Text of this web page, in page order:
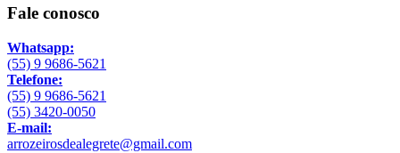
Fale conosco
Whatsapp:
(55) 9 9686-5621
Telefone:
(55) 9 9686-5621
(55) 3420-0050
E-mail:
arrozeirosdealegrete@gmail.com